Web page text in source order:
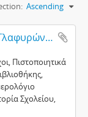
Ascending
Αρχείο 12ου Δημοτικού Σχολείου Γλαφυρών - Νέας Ιωνίας
Πιστοποιητικά
Σχολείου,